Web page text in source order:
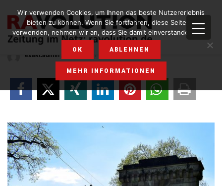
bild21
exakt.admin
Wir verwenden Cookies, um Ihnen das beste Nutzererlebnis
bieten zu können. Wenn Sie fortfahren, diese Seite zu
verwenden, nehmen wir an, dass Sie damit einverstanden sind.
OK ABLEHNEN
MEHR INFORMATIONEN